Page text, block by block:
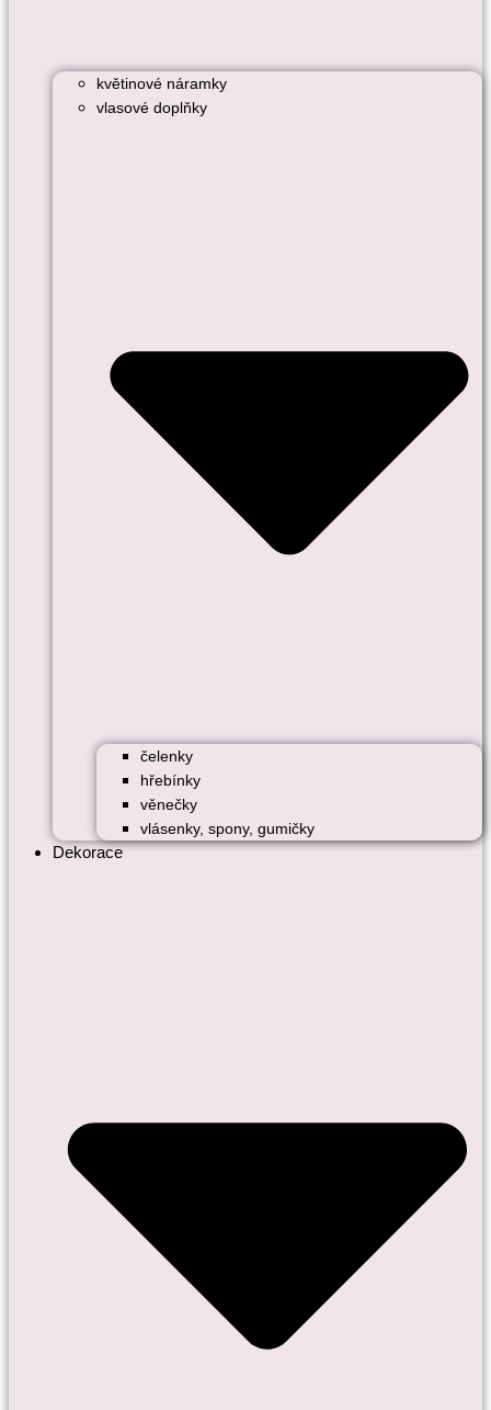
květinové náramky
vlasové doplňky
čelenky
hřebínky
věnečky
vlásenky, spony, gumičky
Dekorace